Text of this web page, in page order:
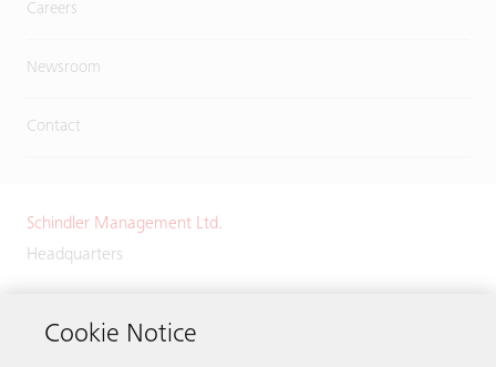
Careers
Newsroom
Contact
Schindler Management Ltd.
Headquarters
6030 Ebikon
Cookie Notice